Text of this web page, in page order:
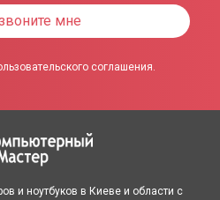
мне
соглашения.
и ноутбуков в Киеве и области с